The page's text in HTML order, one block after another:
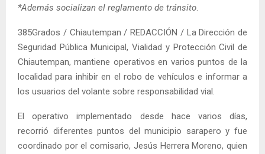
*Además socializan el reglamento de tránsito
385Grados / Chiautempan / REDACCIÓN / La Dirección de
Seguridad Pública Municipal, Vialidad y Protección Civil de
Chiautempan, mantiene operativos en varios puntos de la
localidad para inhibir en el robo de vehículos e informar a
los usuarios del volante sobre responsabilidad vial.
El operativo implementado desde hace varios días,
recorrió diferentes puntos del municipio sarapero y fue
coordinado por el comisario, Jesús Herrera Moreno, quien